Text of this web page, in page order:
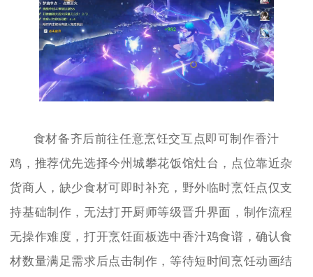
食材备齐后前往任意烹饪交互点即可制作香汁
鸡，推荐优先选择今州城攀花饭馆灶台，点位靠近杂
货商人，缺少食材可即时补充，野外临时烹饪点仅支
持基础制作，无法打开厨师等级晋升界面，制作流程
无操作难度，打开烹饪面板选中香汁鸡食谱，确认食
材数量满足需求后点击制作，等待短时间烹饪动画结